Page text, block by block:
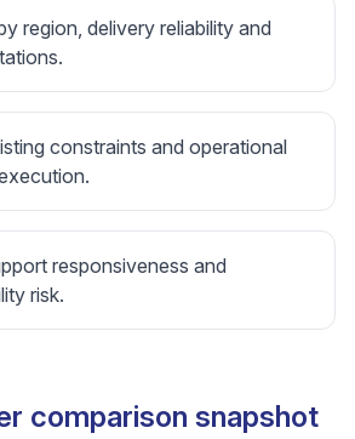
region, delivery reliability and
constraints and operational
responsiveness and
risk.
comparison snapshot